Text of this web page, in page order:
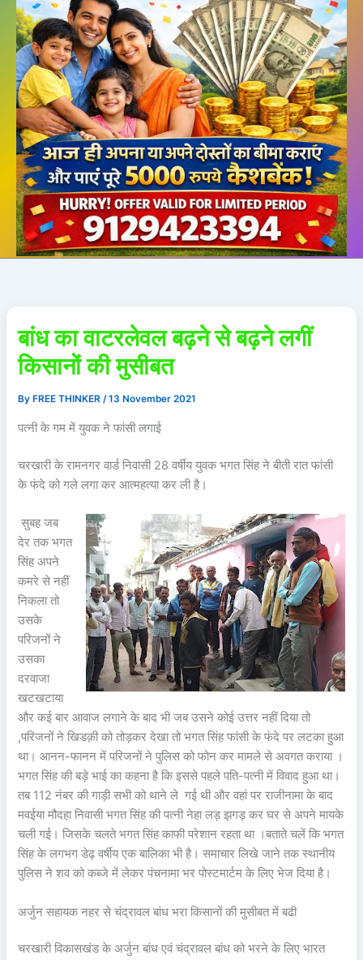
बांध का वाटरलेवल बढ़ने से बढ़ने लगीं
किसानों की मुसीबत
By FREE THINKER/13 November 2021
पत्नी के गम में युवक ने फांसी लगाई
चरखारी के रामनगर वार्ड निवासी 28 वर्षीय युवक भगत सिंह ने बीती रात फांसी
के फंदे को गले लगा कर आत्महत्या कर ली है।
सुबह जब
देर तक भगत
सिंह अपने
कमरे से नहीं
निकला तो
उसके
परिजनों ने
उसका
दरवाजा
खटखटाया
और कई बार आवाज लगाने के बाद भी जब उसने कोई उत्तर नहीं दिया तो
,परिजनों ने खिडक़ी को तोड़कर देखा तो भगत सिंह फांसी के फंदे पर लटका हुआ
था। आनन-फानन में परिजनों ने पुलिस को फोन कर मामले से अवगत कराया ।
भगत सिंह की बड़े भाई का कहना है कि इससे पहले पति-पत्नी में विवाद हुआ था।
तब 112 नंबर की गाड़ी सभी को थाने ले गई थी और वहां पर राजीनामा के बाद
मवईया मौदहा निवासी भगत सिंह की पत्नी नेहा लड़ झगड़ कर घर से अपने मायके
चली गई। जिसके चलते भगत सिंह काफी परेशान रहता था ।बताते चलें कि भगत
सिंह के लगभग डेढ़ वर्षीय एक बालिका भी है। समाचार लिखे जाने तक स्थानीय
पुलिस ने शव को कब्जे में लेकर पंचनामा भर पोस्टमार्टम के लिए भेज दिया है।
अर्जुन सहायक नहर से चंद्रावल बांध भरा किसानों की मुसीबत में बढी
चरखारी विकासखंड के अर्जुन बांध एवं चंद्रावल बांध को भरने के लिए भारत